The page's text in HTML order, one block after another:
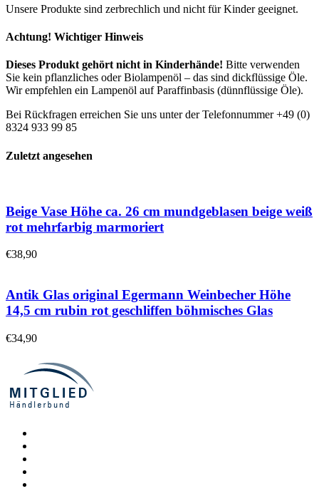
Unsere Produkte sind zerbrechlich und nicht für Kinder geeignet.
Achtung! Wichtiger Hinweis
Dieses Produkt gehört nicht in Kinderhände! Bitte verwenden
Sie kein pflanzliches oder Biolampenöl – das sind dickflüssige Öle.
Wir empfehlen ein Lampenöl auf Paraffinbasis (dünnflüssige Öle).
Bei Rückfragen erreichen Sie uns unter der Telefonnummer +49 (0)
8324 933 99 85
Zuletzt angesehen
Beige Vase Höhe ca. 26 cm mundgeblasen beige weiß
rot mehrfarbig marmoriert
€38,90
Antik Glas original Egermann Weinbecher Höhe
14,5 cm rubin rot geschliffen böhmisches Glas
€34,90